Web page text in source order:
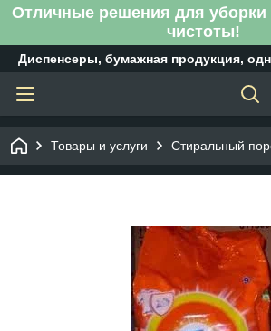
Отличные решения для
чистоты!
Диспенсеры, бумажная продукция,
Товары и услуги Стиральный